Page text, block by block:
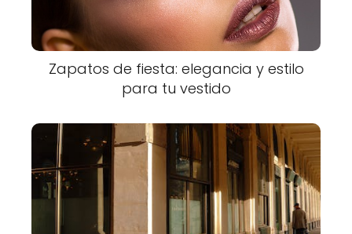
Zapatos de fiesta: elegancia y estilo
para tu vestido